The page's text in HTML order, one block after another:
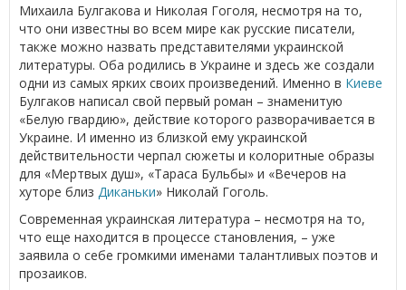
Михаила Булгакова и Николая Гоголя, несмотря на то,
что они известны во всем мире как русские писатели,
также можно назвать представителями украинской
литературы. Оба родились в Украине и здесь же создали
одни из самых ярких своих произведений. Именно в Киеве
Булгаков написал свой первый роман – знаменитую
«Белую гвардию», действие которого разворачивается в
Украине. И именно из близкой ему украинской
действительности черпал сюжеты и колоритные образы
для «Мертвых душ», «Тараса Бульбы» и «Вечеров на
хуторе близ Диканьки» Николай Гоголь.
Современная украинская литература – несмотря на то,
что еще находится в процессе становления, – уже
заявила о себе громкими именами талантливых поэтов и
прозаиков.